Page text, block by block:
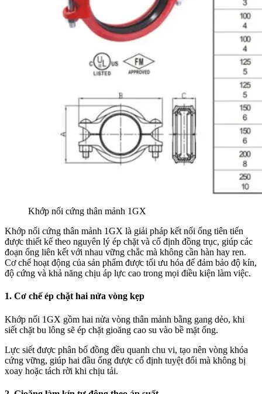
Khớp nối cứng thân mảnh 1GX
Khớp nối cứng thân mảnh 1GX là giải pháp kết nối ống tiên tiến
được thiết kế theo nguyên lý ép chặt và cố định đồng trục, giúp các
đoạn ống liên kết với nhau vững chắc mà không cần hàn hay ren.
Cơ chế hoạt động của sản phẩm được tối ưu hóa để đảm bảo độ kín,
độ cứng và khả năng chịu áp lực cao trong mọi điều kiện làm việc.
1. Cơ chế ép chặt hai nửa vòng kẹp
Khớp nối 1GX gồm hai nửa vòng thân mảnh bằng gang dẻo, khi
siết chặt bu lông sẽ ép chặt gioăng cao su vào bề mặt ống.
Lực siết được phân bố đồng đều quanh chu vi, tạo nên vòng khóa
cứng vững, giúp hai đầu ống được cố định tuyệt đối mà không bị
xoay hoặc tách rời khi chịu tải.